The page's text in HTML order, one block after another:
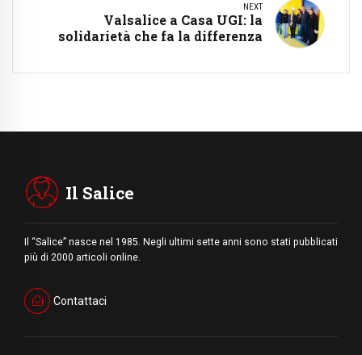
NEXT
Valsalice a Casa UGI: la
solidarietà che fa la differenza
Il Salice
Il “Salice” nasce nel 1985. Negli ultimi sette anni sono stati pubblicati
più di 2000 articoli online.
Contattaci